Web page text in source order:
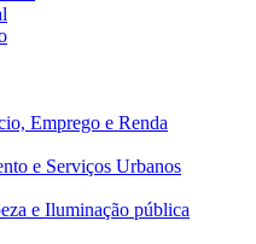
Emprego e Renda
e Serviços Urbanos
e Iluminação pública